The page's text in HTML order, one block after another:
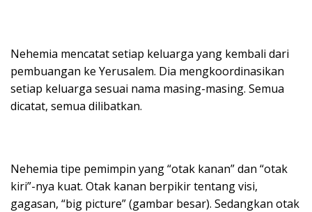
Nehemia mencatat setiap keluarga yang kembali dari
pembuangan ke Yerusalem. Dia mengkoordinasikan
setiap keluarga sesuai nama masing-masing. Semua
dicatat, semua dilibatkan.
Nehemia tipe pemimpin yang “otak kanan” dan “otak
kiri”-nya kuat. Otak kanan berpikir tentang visi,
gagasan, “big picture” (gambar besar). Sedangkan otak